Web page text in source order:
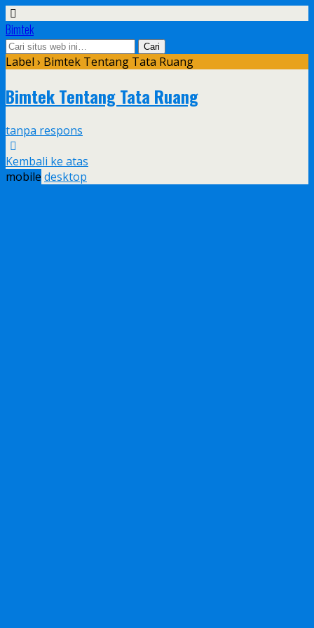
Bimtek
Label › Bimtek Tentang Tata Ruang
Bimtek Tentang Tata Ruang
tanpa respons
Kembali ke atas
mobile desktop